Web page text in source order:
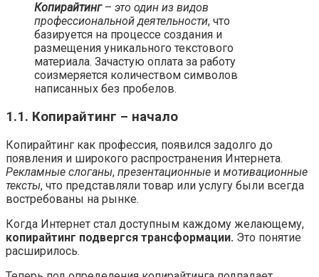
Копирайтинг– это один из видов
профессиональной деятельности, что
базируется на процессе создания и
размещения уникального текстового
материала. Зачастую оплата за работу
соизмеряется количеством символов
написанных без пробелов.
1.1. Копирайтинг – начало
Копирайтинг как профессия, появился задолго до
появления и широкого распространения Интернета.
Рекламные слоганы, презентационные и мотивационные
тексты, что представляли товар или услугу были всегда
востребованы на рынке.
Когда Интернет стал доступным каждому желающему,
копирайтинг подвергся трансформации. Это понятие
расширилось.